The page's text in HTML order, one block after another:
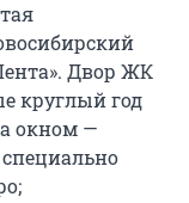
Двор ЖК
круглый год
окном —